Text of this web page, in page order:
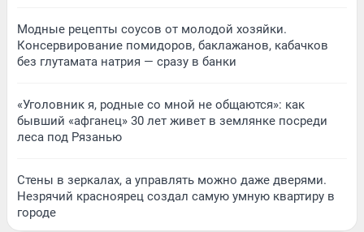
Модные рецепты соусов от молодой хозяйки.
Консервирование помидоров, баклажанов, кабачков
без глутамата натрия — сразу в банки
«Уголовник я, родные со мной не общаются»: как
бывший «афганец» 30 лет живет в землянке посреди
леса под Рязанью
Стены в зеркалах, а управлять можно даже дверями.
Незрячий красноярец создал самую умную квартиру в
городе